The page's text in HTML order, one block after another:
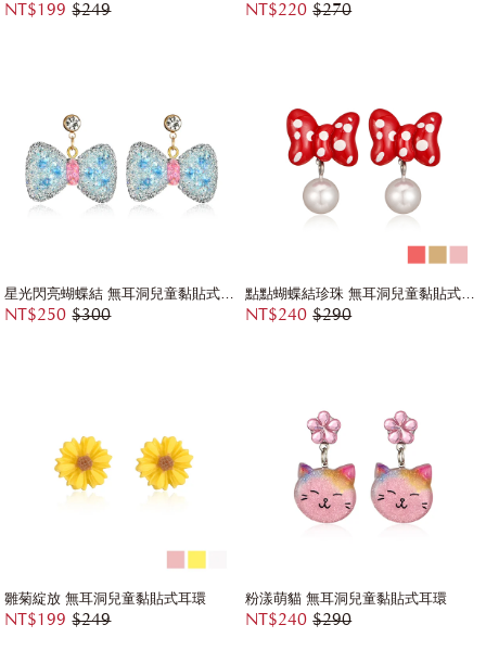
NT$199 $249 NT$220 $270
星光閃亮蝴蝶結 無耳洞兒童黏貼式耳環
NT$250 $300
點點蝴蝶結珍珠 無耳洞兒童黏貼式耳環
NT$240 $290
雛菊綻放 無耳洞兒童黏貼式耳環
NT$199 $249
粉漾萌貓 無耳洞兒童黏貼式耳環
NT$240 $290